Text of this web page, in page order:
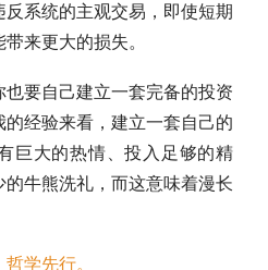
系统的主观交易，即使短期
来更大的损失。
要自己建立一套完备的投资
经验来看，建立一套自己的
巨大的热情、投入足够的精
牛熊洗礼，而这意味着漫长
学先行。